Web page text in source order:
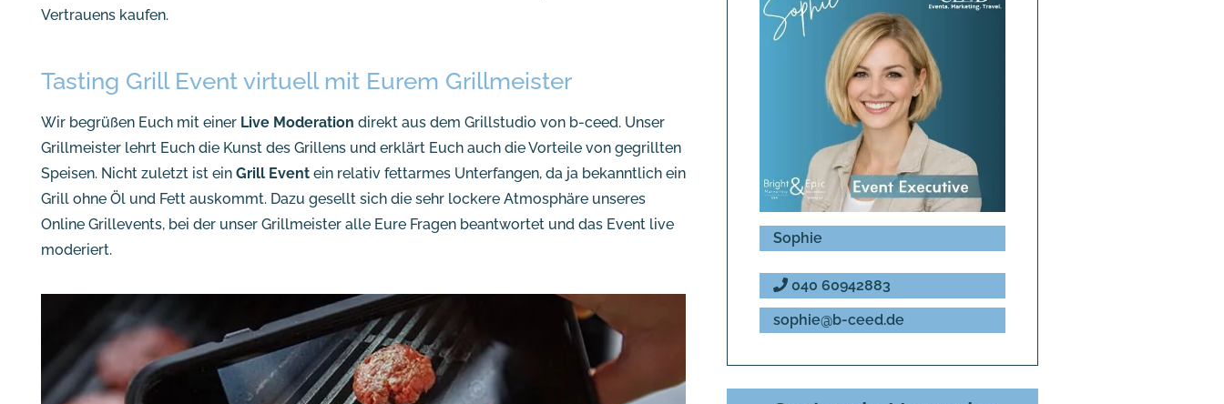
Vertrauens kaufen.
Tasting Grill Event virtuell mit Eurem Grillmeister
Wir begrüßen Euch mit einer Live Moderation direkt aus dem Grillstudio von b-ceed. Unser
Grillmeister lehrt Euch die Kunst des Grillens und erklärt Euch auch die Vorteile von gegrillten
Speisen. Nicht zuletzt ist ein Grill Event ein relativ fettarmes Unterfangen, da ja bekanntlich ein
Grill ohne Öl und Fett auskommt. Dazu gesellt sich die sehr lockere Atmosphäre unseres
Online Grillevents, bei der unser Grillmeister alle Eure Fragen beantwortet und das Event live
moderiert.
Sophie
040 60942883
sophie@b-ceed.de